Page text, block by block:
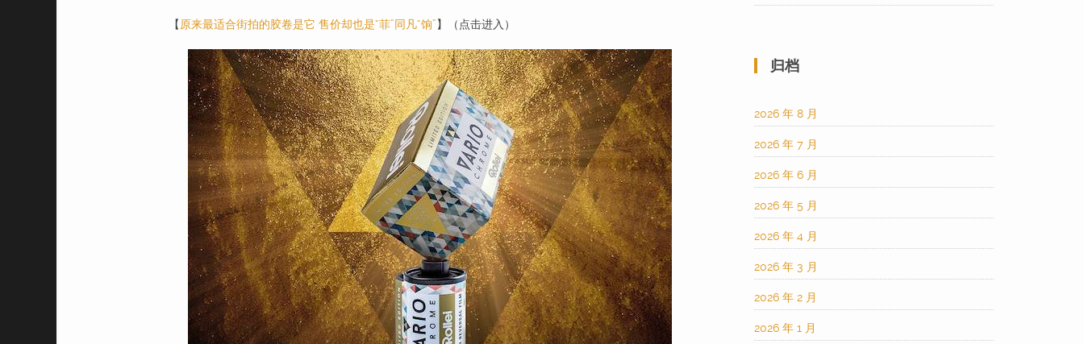
【 原来最适合街拍的胶卷是它 售价却也是“菲”同凡“饷”】（点击进入）
归档
2026 年 8 月
2026 年 7 月
2026 年 6 月
2026 年 5 月
2026 年 4 月
2026 年 3 月
2026 年 2 月
2026 年 1 月